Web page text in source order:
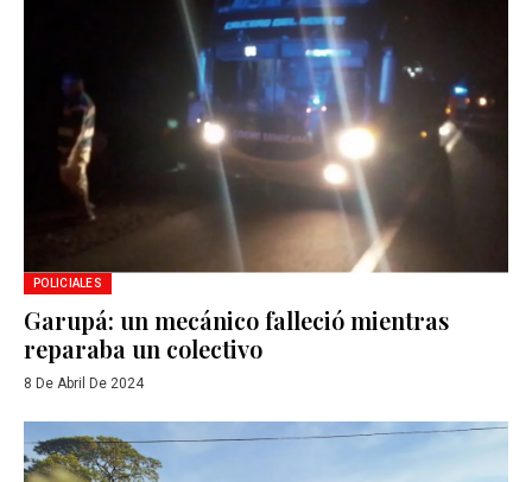
POLICIALES
Garupá: un mecánico falleció mientras
reparaba un colectivo
8 De Abril De 2024